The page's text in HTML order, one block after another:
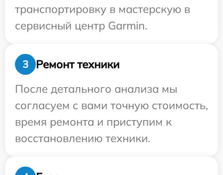
транспортировку в мастерскую в
сервисный центр Garmin.
3
Ремонт техники
После детального анализа мы
согласуем с вами точную стоимость,
время ремонта и приступим к
восстановлению техники.